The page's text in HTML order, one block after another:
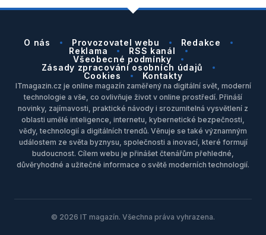
O nás Provozovatel webu
Redakce
Reklama
RSS kanál
Všeobecné podmínky
Zásady zpracování osobních údajů
Cookies
Kontakty
ITmagazin.cz je online magazín zaměřený na digitální svět, moderní
technologie a vše, co ovlivňuje život v online prostředí. Přináší
novinky, zajímavosti, praktické návody i srozumitelná vysvětlení z
oblasti umělé inteligence, internetu, kybernetické bezpečnosti,
vědy, technologií a digitálních trendů. Věnuje se také významným
událostem ze světa byznysu, společnosti a inovací, které formují
budoucnost. Cílem webu je přinášet čtenářům přehledné,
důvěryhodné a užitečné informace o světě moderních technologií.
© 2026 IT magazín. Všechna práva vyhrazena.